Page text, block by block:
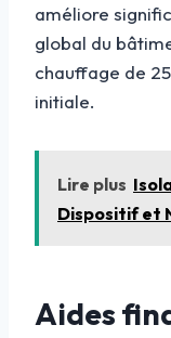
améliore
global du
chauffage de
initiale.
Lire plus
Dispositif et
Aides